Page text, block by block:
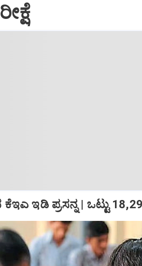
ಕೆಇಎ ಇಡಿ ಪ್ರಸನ್ನ | ಒಟ್ಟು‌